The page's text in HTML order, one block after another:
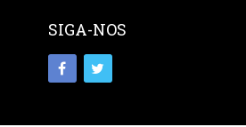
SIGA-NOS